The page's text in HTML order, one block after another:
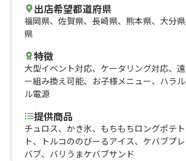
出店希望都道府県
福岡県、 佐賀県、 長崎県、 熊本県、 大分県
県
特徴
大型イベント対応、 ケータリング対応、
ー組み換え可能、 お子様メニュー、 ハラ
ル電源
提供商品
チュロス、かき氷、もちもちロングポテ
ト、トルコののびーるアイス、ケバブプ
バブ、バリうまケバブサンド